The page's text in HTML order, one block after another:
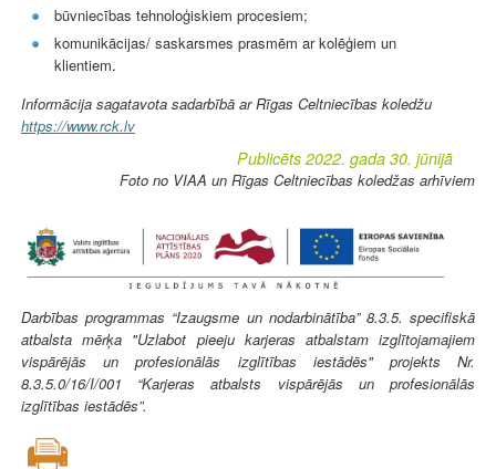
būvniecības tehnoloģiskiem procesiem;
komunikācijas/ saskarsmes prasmēm ar kolēģiem un
klientiem.
Informācija sagatavota sadarbībā ar Rīgas Celtniecības koledžu
https://www.rck.lv
Publicēts 2022. gada 30. jūnijā
Foto no VIAA un Rīgas Celtniecības koledžas arhīviem
Darbības programmas “Izaugsme un nodarbinātība” 8.3.5. specifiskā
atbalsta mērķa "Uzlabot pieeju karjeras atbalstam izglītojamajiem
vispārējās un profesionālās izglītības iestādēs" projekts Nr.
8.3.5.0/16/I/001 “Karjeras atbalsts vispārējās un profesionālās
izglītības iestādēs”.